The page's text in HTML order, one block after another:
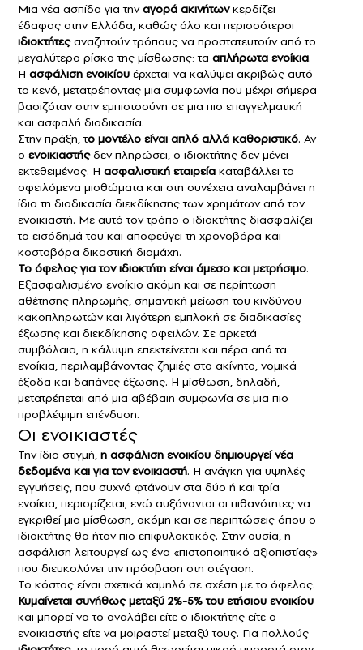
Μια νέα ασπίδα για τηναγορά ακινήτωνκερδίζει
έδαφος στην Ελλάδα, καθώς όλο και περισσότεροι
ιδιοκτήτεςαναζητούν τρόπους να προστατευτούν από το
μεγαλύτερο ρίσκο της μίσθωσης: τα απλήρωτα ενοίκια.
Η ασφάλιση ενοικίου έρχεται να καλύψει ακριβώς αυτό
το κενό, μετατρέποντας μια συμφωνία που μέχρι σήμερα
βασιζόταν στην εμπιστοσύνη σε μια πιο επαγγελματική
και ασφαλή διαδικασία.
Στην πράξη, το μοντέλο είναι απλό αλλά καθοριστικό. Αν
ο ενοικιαστήςδεν πληρώσει, ο ιδιοκτήτης δεν μένει
εκτεθειμένος. Η ασφαλιστική εταιρεία καταβάλλει τα
οφειλόμενα μισθώματα και στη συνέχεια αναλαμβάνει η
ίδια τη διαδικασία διεκδίκησης των χρημάτων από τον
ενοικιαστή. Με αυτό τον τρόπο ο ιδιοκτήτης διασφαλίζει
το εισόδημά του και αποφεύγει τη χρονοβόρα και
κοστοβόρα δικαστική διαμάχη.
Το όφελος για τον ιδιοκτήτη είναι άμεσο και μετρήσιμο.
Εξασφαλισμένο ενοίκιο ακόμη και σε περίπτωση
αθέτησης πληρωμής, σημαντική μείωση του κινδύνου
κακοπληρωτών και λιγότερη εμπλοκή σε διαδικασίες
έξωσης και διεκδίκησης οφειλών. Σε αρκετά
συμβόλαια, η κάλυψη επεκτείνεται και πέρα από τα
ενοίκια, περιλαμβάνοντας ζημιές στο ακίνητο, νομικά
έξοδα και δαπάνες έξωσης. Η μίσθωση, δηλαδή,
μετατρέπεται από μια αβέβαιη συμφωνία σε μια πιο
προβλέψιμη επένδυση.
Οι ενοικιαστές
Την ίδια στιγμή, η ασφάλιση ενοικίου δημιουργεί νέα
δεδομένα και για τον ενοικιαστή. Η ανάγκη για υψηλές
εγγυήσεις, που συχνά φτάνουν στα δύο ή και τρία
ενοίκια, περιορίζεται, ενώ αυξάνονται οι πιθανότητες να
εγκριθεί μια μίσθωση, ακόμη και σε περιπτώσεις όπου ο
ιδιοκτήτης θα ήταν πιο επιφυλακτικός. Στην ουσία, η
ασφάλιση λειτουργεί ως ένα «πιστοποιητικό αξιοπιστίας»
που διευκολύνει την πρόσβαση στη στέγαση.
Το κόστος είναι σχετικά χαμηλό σε σχέση με το όφελος.
Κυμαίνεται συνήθως μεταξύ 2%-5% του ετήσιου ενοικίου
και μπορεί να το αναλάβει είτε ο ιδιοκτήτης είτε ο
ενοικιαστής είτε να μοιραστεί μεταξύ τους. Για πολλούς